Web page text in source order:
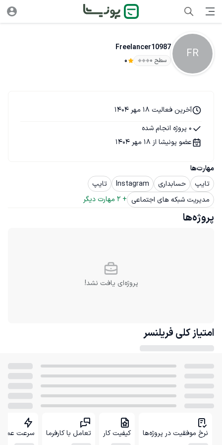
FR
Freelancer10987
سطح ۰ 0
مهارت‌ها
تایپ
حسابداری Instagram
تایپ
مدیریت شبکه های اجتماعی +
2 مهارت دیگر
آخرین فعالیت 18 مهر 1404
0 پروژه انجام شده
عضو پونیشا از 18 مهر 1404
پروژه‌ها
پروژه‌ای یافت نشد!
امتیاز کلی فریلنسر
نرخ موفقیت در پروژه‌ها کیفیت کار تعامل با کارفرما سرعت عمل